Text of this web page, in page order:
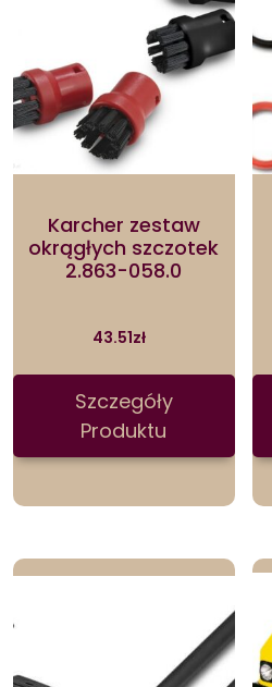
Karcher zestaw
okrągłych szczotek
2.863-058.0
43.51zł
Szczegóły
Produktu